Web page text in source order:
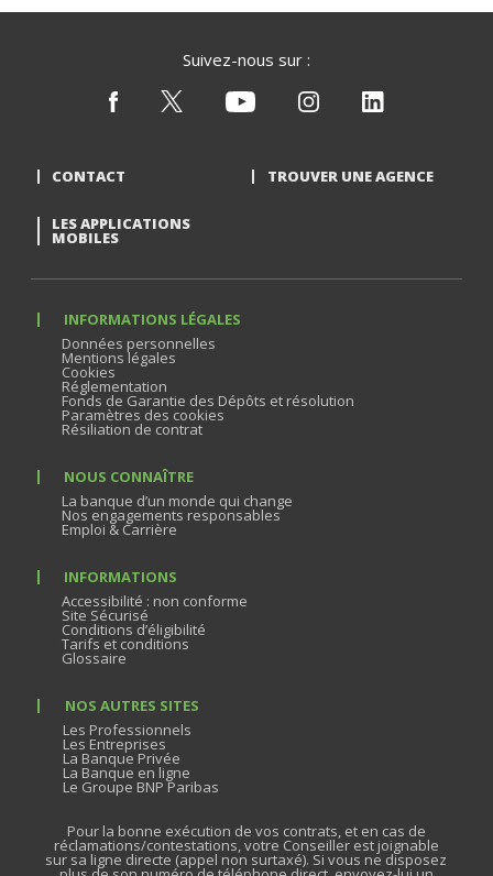
Suivez-nous sur :
CONTACT TROUVER UNE AGENCE
LES APPLICATIONS
MOBILES
INFORMATIONS LÉGALES
Données personnelles
Mentions légales
Cookies
Réglementation
Fonds de Garantie des Dépôts et résolution
Paramètres des cookies
Résiliation de contrat
NOUS CONNAÎTRE
La banque d’un monde qui change
Nos engagements responsables
Emploi & Carrière
INFORMATIONS
Accessibilité : non conforme
Site Sécurisé
Conditions d’éligibilité
Tarifs et conditions
Glossaire
NOS AUTRES SITES
Les Professionnels
Les Entreprises
La Banque Privée
La Banque en ligne
Le Groupe BNP Paribas
Pour la bonne exécution de vos contrats, et en cas de
réclamations/contestations, votre Conseiller est joignable
sur sa ligne directe (appel non surtaxé). Si vous ne disposez